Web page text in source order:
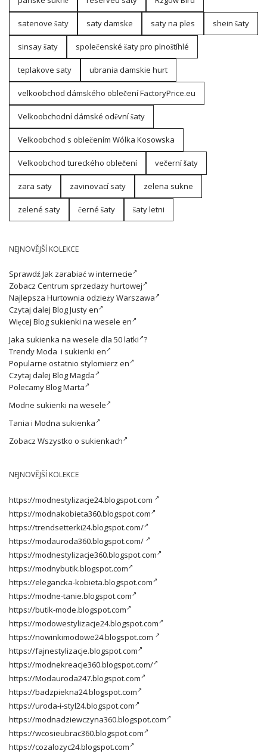
satenove šaty saty damske saty na ples shein šaty
sinsay šaty společenské šaty pro plnoštíhlé
teplakove saty ubrania damskie hurt
velkoobchod dámského oblečení FactoryPrice.eu
Velkoobchodní dámské oděvní šaty
Velkoobchod s oblečením Wólka Kosowska
Velkoobchod tureckého oblečení večerní šaty
zara saty zavinovací saty zelena sukne
zelené saty černé šaty šaty letni
NEJNOVĚJŠÍ KOLEKCE
SprawdźJak zarabiać w internecie
Zobacz Centrum sprzedaży hurtowej
Najlepsza Hurtownia odzieży Warszawa
Czytaj dalej Blog Justy en
Więcej Blog sukienki na wesele en
Jaka sukienka na wesele dla 50 latki ?
TrendyModa i sukienki en
Popularne ostatnio stylomierz en
Czytaj dalej Blog Magda
PolecamyBlog Marta
Modne sukienki na wesele
Tania i Modna sukienka
Zobacz Wszystko o sukienkach
NEJNOVĚJŠÍ KOLEKCE
https://modnestylizacje24.blogspot.com
https://modnakobieta360.blogspot.com
https://trendsetterki24.blogspot.com/
https://modauroda360.blogspot.com/
https://modnestylizacje360.blogspot.com
https://modnybutik.blogspot.com
https://elegancka-kobieta.blogspot.com
https://modne-tanie.blogspot.com
https://butik-mode.blogspot.com
https://modowestylizacje24.blogspot.com
https://nowinkimodowe24.blogspot.com
https://fajnestylizacje.blogspot.com
https://modnekreacje360.blogspot.com/
https://Modauroda247.blogspot.com
https://badzpiekna24.blogspot.com
https://uroda-i-styl24.blogspot.com
https://modnadziewczyna360.blogspot.com
https://wcosieubrac360.blogspot.com
https://cozalozyc24.blogspot.com